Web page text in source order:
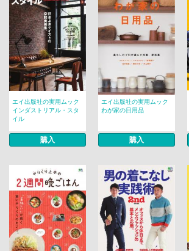
エイ出版社の実用ムック
インダストリアル・スタ
イル
購入
エイ出版社の実用ムック
わが家の日用品
購入